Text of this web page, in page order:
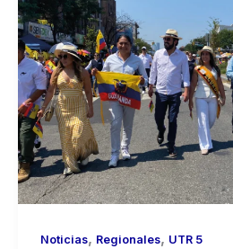
Noticias, Regionales, UTR 5